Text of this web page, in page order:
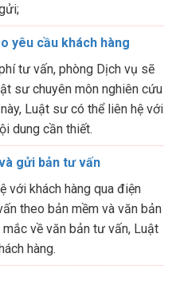
yêu cầu khách hàng
tư vấn, phòng Dịch vụ sẽ
sư chuyên môn nghiên cứu
Luật sư có thể liên hệ với
dung cần thiết.
gửi bản tư vấn
với khách hàng qua điện
theo bản mềm và văn bản
về văn bản tư vấn, Luật
hàng.